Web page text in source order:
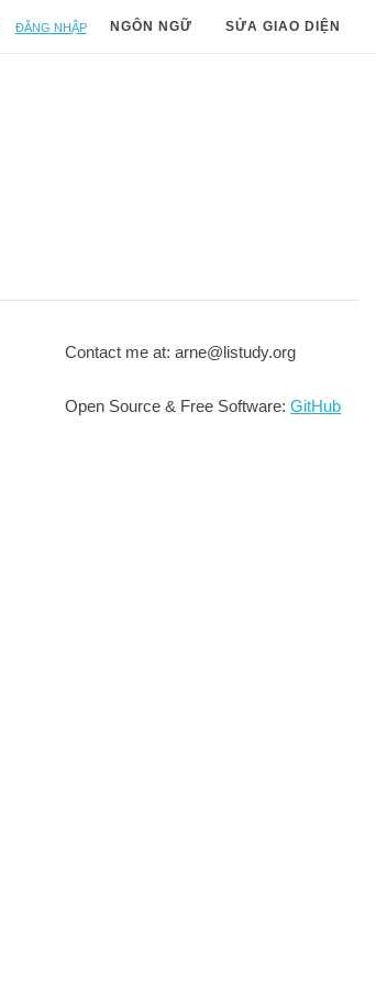
Đăng nhập NGÔN NGỮ SỬA GIAO DIỆN
Contact me at: arne@listudy.org
Open Source & Free Software:GitHub